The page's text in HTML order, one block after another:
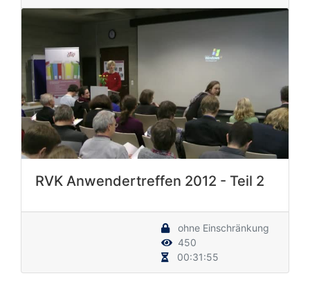
RVK Anwendertreffen 2012 - Teil 2
ohne Einschränkung
450
00:31:55